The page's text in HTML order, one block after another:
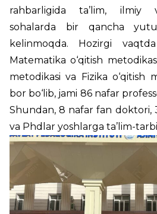
rahbarligida ta’lim, ilmiy
sohalarda bir qancha
kelinmoqda. Hozirgi
Matematika o‘qitish
metodikasi va Fizika o‘qitish
bor bo‘lib, jami 86 nafar
Shundan, 8 nafar fan doktori,
va Phdlar yoshlarga ta’lim-